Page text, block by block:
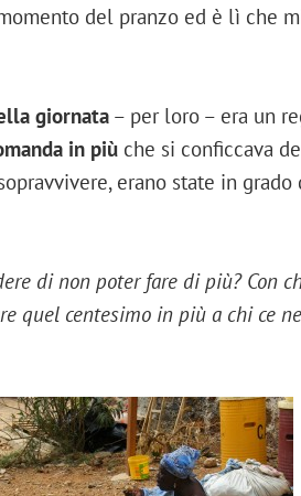
del pranzo ed è lì che
giornata– per loro – era un
in più che si conficcava
erano state in grado
di non poter fare di più? Con
quel centesimo in più a chi ce